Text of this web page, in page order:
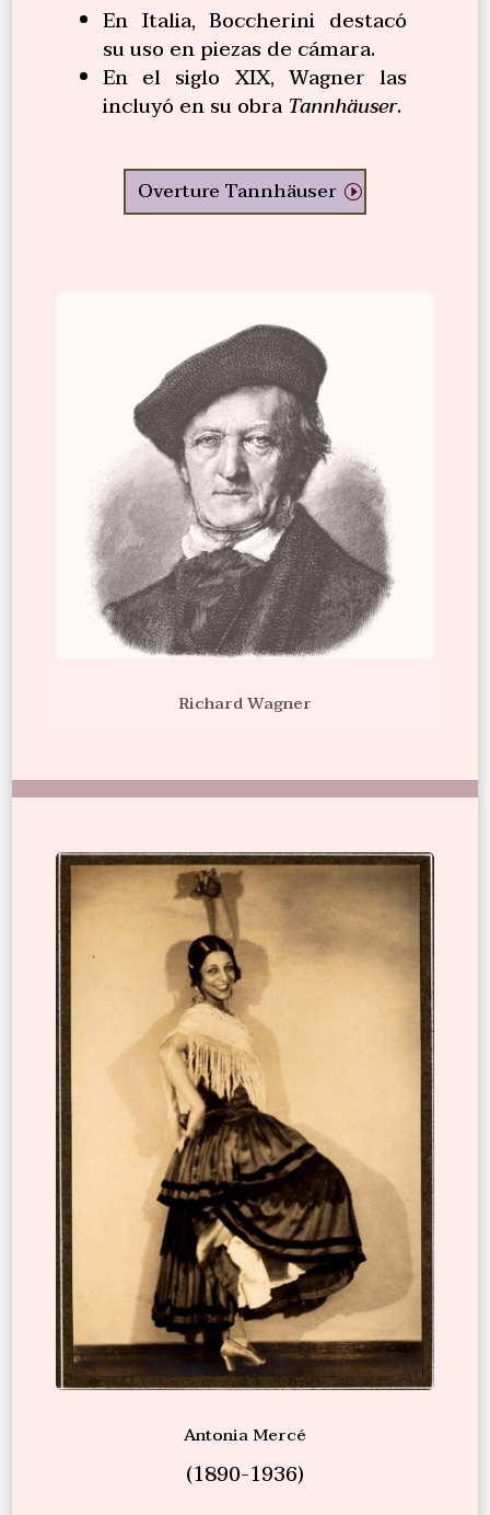
En Italia, Boccherini destacó
su uso en piezas de cámara.
En el siglo XIX, Wagner las
incluyó en su obraTannhäuser.
Overture Tannhäuser
Richard Wagner
Antonia Mercé
(1890-1936)